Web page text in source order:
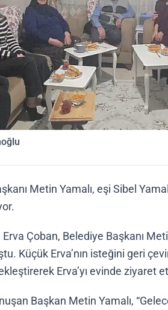
Metin Yamalı, eşi Sibel
Çoban, Belediye Başkanı
Küçük Erva’nın isteğini geri
Erva’yı evinde ziyaret
Başkan Metin Yamalı,